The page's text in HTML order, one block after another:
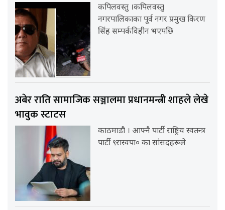
कपिलवस्तु ।कपिलवस्तु
नगरपालिकाका पूर्व नगर प्रमुख किरण
सिंह सम्पर्कविहीन भएपछि
अबेर राति सामाजिक सञ्जालमा प्रधानमन्त्री शाहले लेखे
भावुक स्टाटस
काठमाडौ । आफ्नै पार्टी राष्ट्रिय स्वतन्त्र
पार्टी ९रास्वपा० का सांसदहरूले